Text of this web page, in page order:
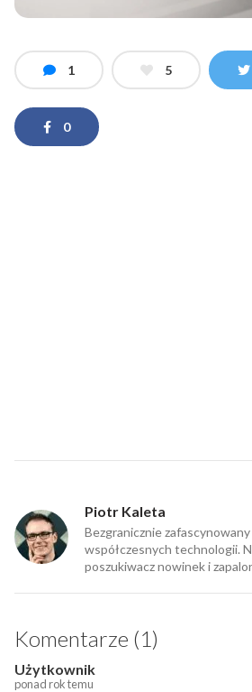
1 5
0
Piotr Kaleta
Bezgranicznie
współczesnych technologii.
poszukiwacz nowinek i
Komentarze (1)
Użytkownik
ponad rok temu